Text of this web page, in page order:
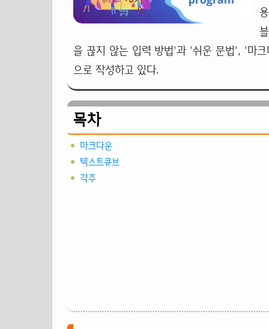
을 끊지 않는 입력 방법'과 '쉬운 문법', '마
으로 작성하고 있다.
목차
마크다운
텍스트큐브
각주